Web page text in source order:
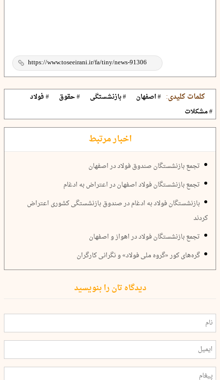
کلمات کلیدی: # اصفهان # بازنشستگی # حقوق
# فولاد
# مشکلات
اخبار مرتبط
تجمع بازنشستگان صندوق فولاد در اصفهان
تجمع بازنشستگان فولاد اصفهان در اعتراض به ادغام
بازنشستگان فولاد به ادغام در صندوق بازنشستگی کشوری اعتراض
کردند
تجمع بازنشستگان فولاد در اهواز و اصفهان
گره‌های کور «گروه ملی فولاد» و نگرانی کارگران
دیدگاه تان را بنویسید